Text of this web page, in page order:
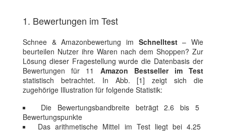
1. Bewertungen im Test
Schnee & Amazonbewertung im Schnelltest– Wie
beurteilen Nutzer ihre Waren nach dem Shoppen? Zur
Lösung dieser Fragestellung wurde die Datenbasis der
Bewertungen für 11 Amazon Bestseller im Test
statistisch betrachtet. In Abb. [1] zeigt sich die
zugehörige Illustration für folgende Statistik:
Die Bewertungsbandbreite beträgt 2.6 bis 5
Bewertungspunkte
Das arithmetische Mittel im Test liegt bei 4.25